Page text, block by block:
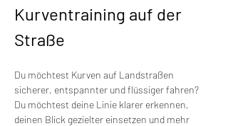
Kurventraining auf der
Straße
Du möchtest Kurven auf Landstraßen
sicherer, entspannter und flüssiger fahren?
Du möchtest deine Linie klarer erkennen,
deinen Blick gezielter einsetzen und mehr